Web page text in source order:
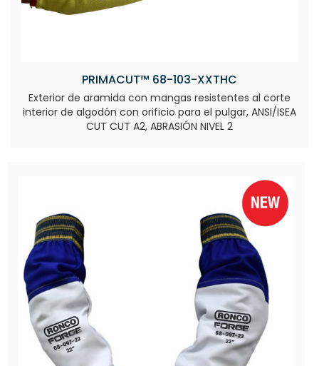
PRIMACUT™ 68-103-XXTHC
Exterior de aramida con mangas resistentes al corte
interior de algodón con orificio para el pulgar, ANSI/ISEA
CUT CUT A2, ABRASIÓN NIVEL 2